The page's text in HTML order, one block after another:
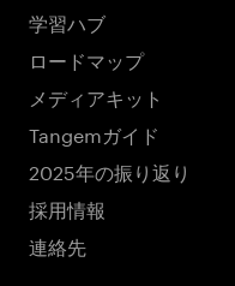
学習ハブ
ロードマップ
メディアキット
Tangemガイド
2025年の振り返り
採用情報
連絡先